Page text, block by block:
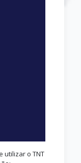
utilizar o TNT